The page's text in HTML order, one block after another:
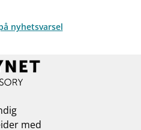
nyhetsvarsel
med